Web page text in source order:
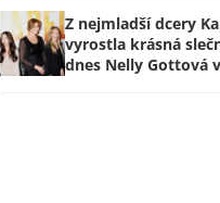
Z nejmladší dcery
vyrostla krásná
dnes Nelly Gottová